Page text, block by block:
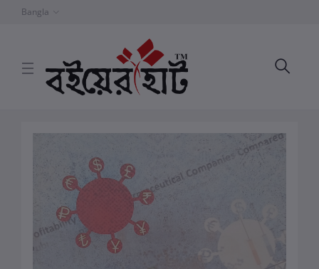
Bangla